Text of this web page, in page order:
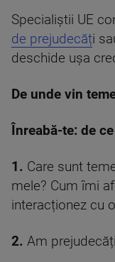
Specialiștii UE
de prejudecăți
deschide ușa
De unde vin
Înreabă-te: de
1. Care sunt
mele? Cum îmi
interacționez cu
2. Am